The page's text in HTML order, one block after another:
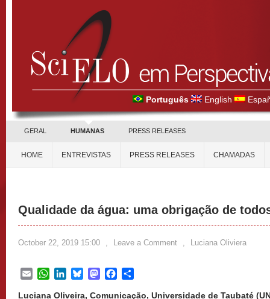
Português English
GERAL HUMANAS PRESS RELEASES
HOME ENTREVISTAS PRESS RELEASES CHAMADAS
Qualidade da água: uma obrigação de
October 22, 2019 15:00 , Leave a Comment , Luciana Oliviera
EmailWhatsApp
LinkedInBlueskyMastodonFacebook
Luciana Oliveira, Comunicação, Universidade de Taubaté